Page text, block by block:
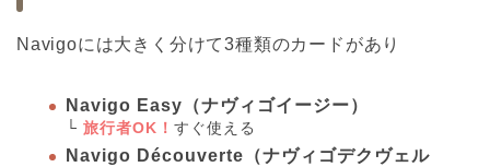
Navigoには大きく分けて3種類のカードがあり
Navigo Easy（ナヴィゴイージー）
└ 旅行者OK！ すぐ使える
Navigo Découverte（ナヴィゴデクヴェル